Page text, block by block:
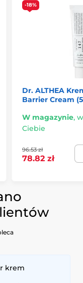
-18%
Dr. ALTHEA
Barrier Cream
W magazynie,
Ciebie
96.53 zł
78.82 zł
krem